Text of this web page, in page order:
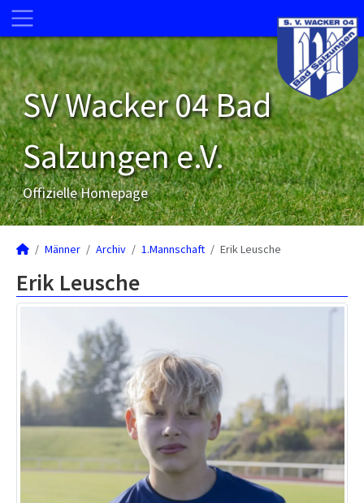
SV Wacker 04 Bad
Salzungen e.V.
Offizielle Homepage
Männer Archiv 1.Mannschaft Erik Leusche
Erik Leusche